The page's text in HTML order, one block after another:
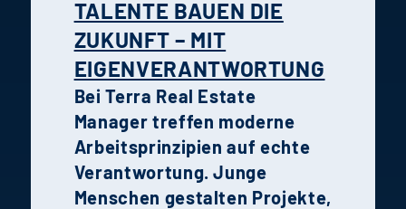
TALENTE BAUEN DIE
ZUKUNFT – MIT
EIGENVERANTWORTUNG
Bei Terra Real Estate
Manager treffen moderne
Arbeitsprinzipien auf echte
Verantwortung. Junge
Menschen gestalten Projekte,